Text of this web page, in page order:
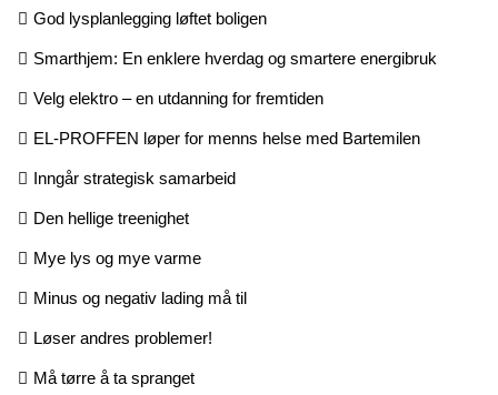
God lysplanlegging løftet boligen
Smarthjem: En enklere hverdag og smartere energibruk
Velg elektro – en utdanning for fremtiden
EL-PROFFEN løper for menns helse med Bartemilen
Inngår strategisk samarbeid
Den hellige treenighet
Mye lys og mye varme
Minus og negativ lading må til
Løser andres problemer!
Må tørre å ta spranget